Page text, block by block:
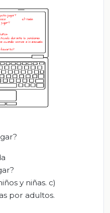
y niñas. c)
por adultos.